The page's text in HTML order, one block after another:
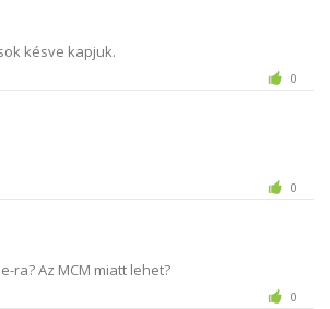
késve kapjuk.
0
0
Az MCM miatt lehet?
0